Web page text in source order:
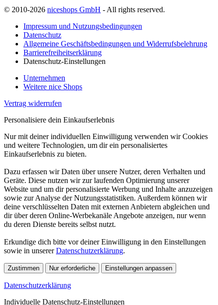
© 2010-2026 niceshops GmbH - All rights reserved.
Impressum und Nutzungsbedingungen
Datenschutz
Allgemeine Geschäftsbedingungen und Widerrufsbelehrung
Barrierefreiheitserklärung
Datenschutz-Einstellungen
Unternehmen
Weitere nice Shops
Vertrag widerrufen
Personalisiere dein Einkaufserlebnis
Nur mit deiner individuellen Einwilligung verwenden wir Cookies
und weitere Technologien, um dir ein personalisiertes
Einkaufserlebnis zu bieten.
Dazu erfassen wir Daten über unsere Nutzer, deren Verhalten und
Geräte. Diese nutzen wir zur laufenden Optimierung unserer
Website und um dir personalisierte Werbung und Inhalte anzuzeigen
sowie zur Analyse der Nutzungsstatistiken. Außerdem können wir
deine verschlüsselten Daten mit externen Anbietern abgleichen und
dir über deren Online-Werbekanäle Angebote anzeigen, nur wenn
du deren Dienste bereits selbst nutzt.
Erkundige dich bitte vor deiner Einwilligung in den Einstellungen
sowie in unsererDatenschutzerklärung.
Zustimmen Nur erforderliche Einstellungen anpassen
Datenschutzerklärung
Individuelle Datenschutz-Einstellungen